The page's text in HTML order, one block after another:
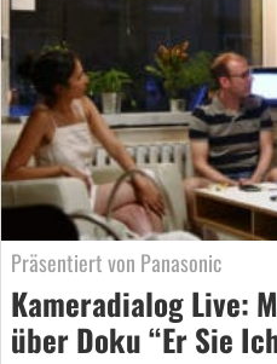
Präsentiert von Panasonic
Kameradialog Live:
über Doku “Er Sie